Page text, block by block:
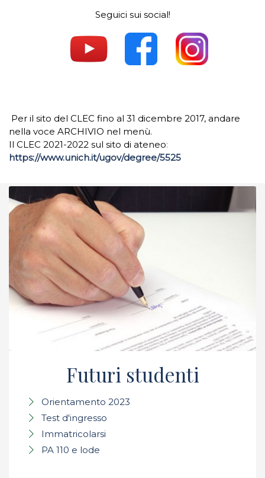
Seguici sui social!
Per il sito del CLEC fino al 31 dicembre 2017, andare
nella voce ARCHIVIO nel menù.
Il CLEC 2021-2022 sul sito di ateneo:
https://www.unich.it/ugov/degree/5525
Futuri studenti
Orientamento 2023
Test d'ingresso
Immatricolarsi
PA 110 e lode